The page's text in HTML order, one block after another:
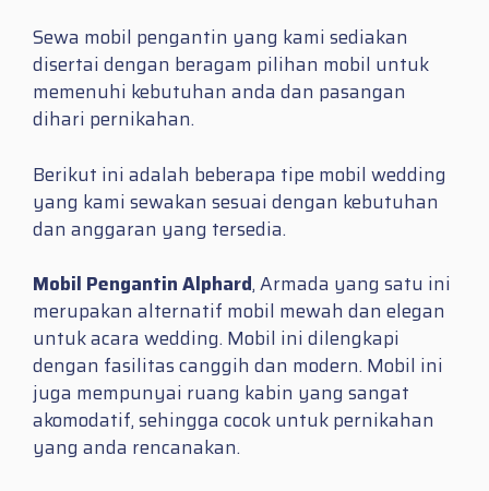
Sewa mobil pengantin yang kami sediakan
disertai dengan beragam pilihan mobil untuk
memenuhi kebutuhan anda dan pasangan
dihari pernikahan.
Berikut ini adalah beberapa tipe mobil wedding
yang kami sewakan sesuai dengan kebutuhan
dan anggaran yang tersedia.
Mobil Pengantin Alphard, Armada yang satu ini
merupakan alternatif mobil mewah dan elegan
untuk acara wedding. Mobil ini dilengkapi
dengan fasilitas canggih dan modern. Mobil ini
juga mempunyai ruang kabin yang sangat
akomodatif, sehingga cocok untuk pernikahan
yang anda rencanakan.